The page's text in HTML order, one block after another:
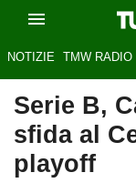
NOTIZIE TMW RADIO
Serie B,
sfida al
playoff